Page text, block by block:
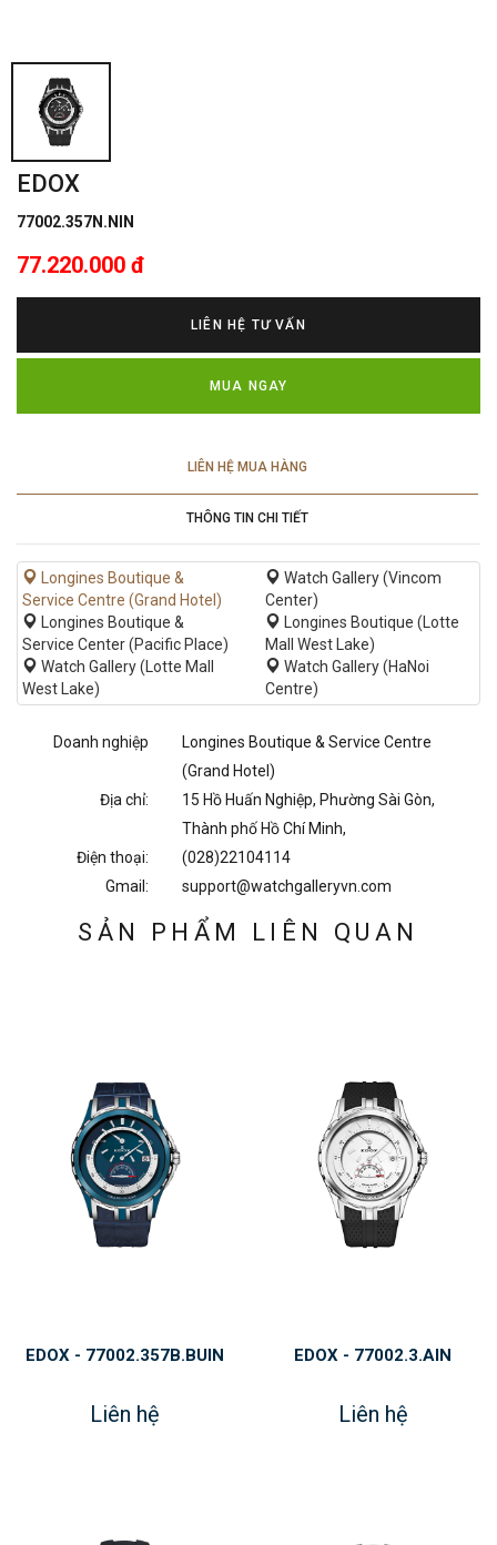
EDOX
77002.357N.NIN
77.220.000 đ
LIÊN HỆ TƯ VẤN
MUA NGAY
LIÊN HỆ MUA HÀNG
THÔNG TIN CHI TIẾT
Longines Boutique &
Service Centre (Grand Hotel)
Watch Gallery (Vincom
Center)
Longines Boutique &
Service Center (Pacific Place)
Longines Boutique (Lotte
Mall West Lake)
Watch Gallery (Lotte Mall
West Lake)
Watch Gallery (HaNoi
Centre)
Doanh nghiệp
Longines Boutique & Service Centre
(Grand Hotel)
Địa chỉ:
15 Hồ Huấn Nghiệp, Phường Sài Gòn,
Thành phố Hồ Chí Minh,
Điện thoại:
(028)22104114
Gmail:
support@watchgalleryvn.com
SẢN PHẨM LIÊN QUAN
EDOX - 77002.357B.BUIN
Liên hệ
EDOX - 77002.3.AIN
Liên hệ